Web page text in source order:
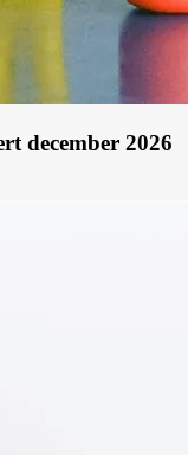
december 2026